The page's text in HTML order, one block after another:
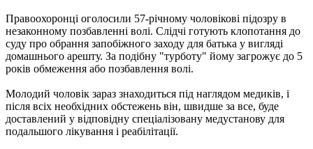
Правоохоронці оголосили 57-річному чоловікові підозру в
незаконному позбавленні волі. Слідчі готують клопотання до
суду про обрання запобіжного заходу для батька у вигляді
домашнього арешту. За подібну "турботу" йому загрожує до 5
років обмеження або позбавлення волі.
Молодий чоловік зараз знаходиться під наглядом медиків, і
після всіх необхідних обстежень він, швидше за все, буде
доставлений у відповідну спеціалізовану медустанову для
подальшого лікування і реабілітації.